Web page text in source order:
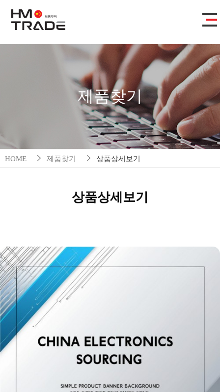
제품찾기
HOME 제품찾기 상품상세보기
상품상세보기